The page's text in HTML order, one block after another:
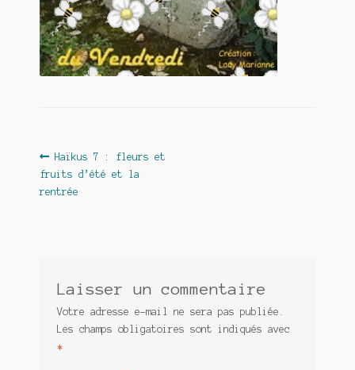
De(s)tracteur réduit au silence
Enlèvement rêvé
La clé du bonheur
Marre des adultes
Mes romans
Navigation
de
Article
précédent :
Haïkus 7 : fleurs et
fruits d’été et la
rentrée
Laisser un commentaire
Votre adresse e-mail ne sera pas publiée.
Les champs obligatoires sont indiqués avec
*